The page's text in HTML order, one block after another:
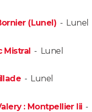
(Lunel) - Lunel
Mistral - Lunel
- Lunel
: Montpellier Iii-